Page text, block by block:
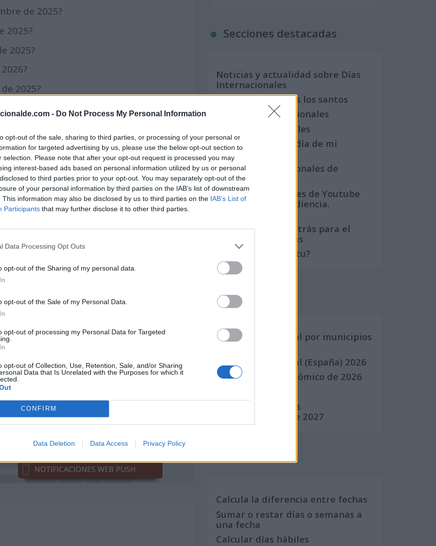
- Do Not Process My Personal Information
opt-out of the sale, sharing to third parties, or processing of your personal or
for targeted advertising by us, please use the below opt-out section to
selection. Please note that after your opt-out request is processed you may
interest-based ads based on personal information utilized by us or personal
to third parties prior to your opt-out. You may separately opt-out of the
of your personal information by third parties on the IAB’s list of downstream
This information may also be disclosed by us to third parties on the IAB’s List of
Participants that may further disclose it to other third parties.
Data Processing Opt Outs
opt-out of the Sharing of my personal data.
opt-out of the Sale of my Personal Data.
opt-out of processing my Personal Data for Targeted
opt-out of Collection, Use, Retention, Sale, and/or Sharing
Data that Is Unrelated with the Purposes for which it
CONFIRM
Data Deletion Data Access Privacy Policy
de 2025?
2025?
2025?
2025?
2024?
2025?
2026?
2026?
2026?
2024?
de 2025?
2026?
2024?
Secciones destacadas
Noticias y actualidad sobre Días
Internacionales
Onomástica. Todos los santos
Semanas Internacionales
Años Internacionales
Qué se celebra el día de mi
cumpleaños
Eventos internacionales de
cultura
Los mejores canales de Youtube
según nuestra audiencia.
Crea una cuenta atrás para el
evento que quieras
¿Qué día crearías tu?
Calendarios
Calendario Laboral por municipios
Calendario Laboral (España) 2026
Calendario Astronómico de 2026
Calendario de Días
Internacionales de 2027
Calculadoras
Calcula la diferencia entre fechas
Sumar o restar días o semanas a
una fecha
Calcular días hábiles